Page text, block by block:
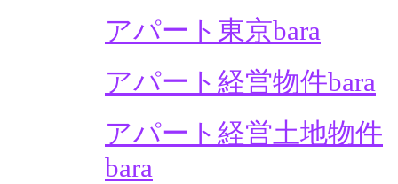
アパート東京bara
アパート経営物件bara
アパート経営土地物件
bara